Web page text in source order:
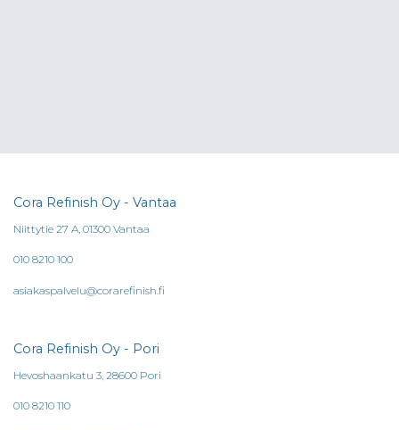
Cora Refinish Oy - Vantaa
Niittytie 27 A, 01300 Vantaa
010 8210 100
asiakaspalvelu@corarefinish.fi
Cora Refinish Oy - Pori
Hevoshaankatu 3, 28600 Pori
010 8210 110